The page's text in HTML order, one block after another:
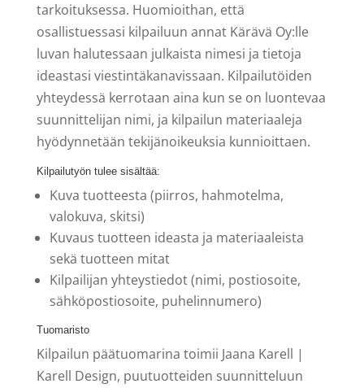
tarkoituksessa. Huomioithan, että
osallistuessasi kilpailuun annat Kärävä Oy:lle
luvan halutessaan julkaista nimesi ja tietoja
ideastasi viestintäkanavissaan. Kilpailutöiden
yhteydessä kerrotaan aina kun se on luontevaa
suunnittelijan nimi, ja kilpailun materiaaleja
hyödynnetään tekijänoikeuksia kunnioittaen.
Kilpailutyön tulee sisältää:
Kuva tuotteesta (piirros, hahmotelma,
valokuva, skitsi)
Kuvaus tuotteen ideasta ja materiaaleista
sekä tuotteen mitat
Kilpailijan yhteystiedot (nimi, postiosoite,
sähköpostiosoite, puhelinnumero)
Tuomaristo
Kilpailun päätuomarina toimii Jaana Karell |
Karell Design, puutuotteiden suunnitteluun